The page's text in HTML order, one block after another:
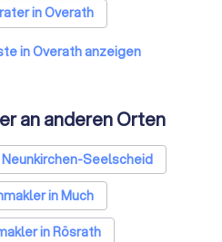
in Overath
in Overath anzeigen
an anderen Orten
Seelscheid
in Much
in Rösrath